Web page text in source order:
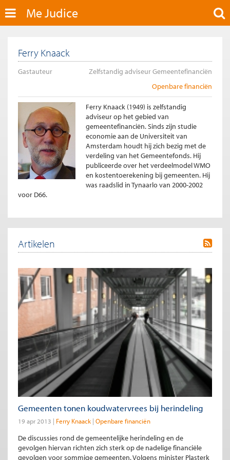
Me Judice
Ferry Knaack
Gastauteur
Zelfstandig adviseur Gemeentefinanciën
Openbare financiën
Ferry Knaack (1949) is zelfstandig
adviseur op het gebied van
gemeentefinanciën. Sinds zijn studie
economie aan de Universiteit van
Amsterdam houdt hij zich bezig met de
verdeling van het Gemeentefonds. Hij
publiceerde over het verdeelmodel WMO
en kostentoerekening bij gemeenten. Hij
was raadslid in Tynaarlo van 2000-2002
voor D66.
Artikelen
Gemeenten tonen koudwatervrees bij herindeling
19 apr 2013 Ferry Knaack Openbare financiën
De discussies rond de gemeentelijke herindeling en de
gevolgen hiervan richten zich sterk op de nadelige financiële
gevolgen voor sommige gemeenten. Volgens minister Plasterk